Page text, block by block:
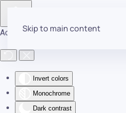
Accessibility Tools
Invert colors
Monochrome
Dark contrast
Skip to main content